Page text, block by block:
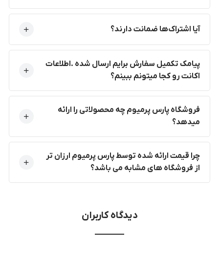
آیا اشتراک‌ها ضمانت دارند؟
پیامک تکمیل سفارش برایم ارسال شده .اطلاعات
اکانت رو کجا میتونم ببینم؟
فروشگاه پارس پرمیوم چه محصولاتی را ارائه
میدهد؟
چرا قیمت ارائه شده توسط پارس پرمیوم ارزان تر
از فروشگاه های مشابه می باشد؟
دیدگاه کاربران